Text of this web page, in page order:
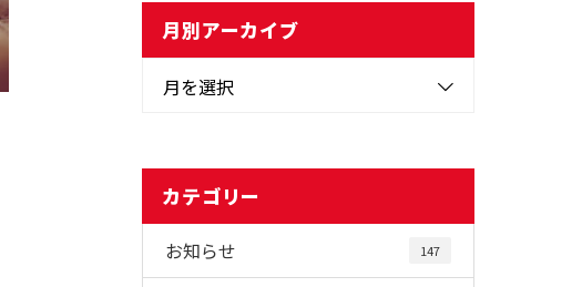
月別アーカイブ
月を選択
カテゴリー
お知らせ 147